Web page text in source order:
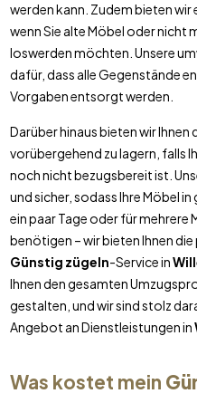
werden kann. Zudem bieten
wenn Sie alte Möbel oder
loswerden möchten. Unsere
dafür, dass alle Gegenstände
Vorgaben entsorgt werden.
Darüber hinaus bieten wir
vorübergehend zu lagern, falls
noch nicht bezugsbereit ist.
und sicher, sodass Ihre Möbel
ein paar Tage oder für mehrere
benötigen – wir bieten Ihnen
Günstig zügeln-Service in
Ihnen den gesamten
gestalten, und wir sind stolz
Angebot an Dienstleistungen in
Was kostet mein